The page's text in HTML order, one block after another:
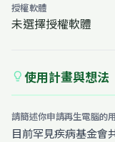
授權軟體
未選擇授權軟體
lightbulb 使用計畫與想法
請簡述你申請再生電腦的
目前罕見疾病基金會